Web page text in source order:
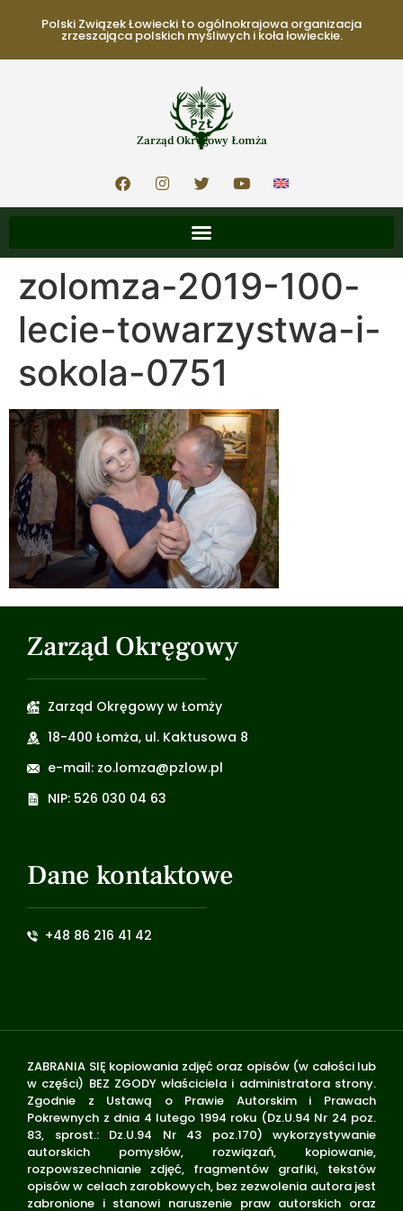
Polski Związek Łowiecki to ogólnokrajowa organizacja
zrzeszająca polskich myśliwych i koła łowieckie.
Zarząd Okręgowy Łomża
zolomza-2019-100-
lecie-towarzystwa-i-
sokola-0751
Zarząd Okręgowy
Zarząd Okręgowy w Łomży
18-400 Łomża, ul. Kaktusowa 8
e-mail: zo.lomza@pzlow.pl
NIP: 526 030 04 63
Dane kontaktowe
+48 86 216 41 42
ZABRANIA SIĘ kopiowania zdjęć oraz opisów (w całości lub
w części) BEZ ZGODY właściciela i administratora strony.
Zgodnie z Ustawą o Prawie Autorskim i Prawach
Pokrewnych z dnia 4 lutego 1994 roku (Dz.U.94 Nr 24 poz.
83, sprost.: Dz.U.94 Nr 43 poz.170) wykorzystywanie
autorskich pomysłów, rozwiązań, kopiowanie,
rozpowszechnianie zdjęć, fragmentów grafiki, tekstów
opisów w celach zarobkowych, bez zezwolenia autora jest
zabronione i stanowi naruszenie praw autorskich oraz